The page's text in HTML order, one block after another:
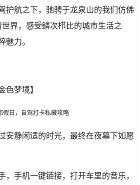
护航之下，驰骋于龙泉山的我们仿佛
界，感受鳞次栉比的城市生活之
力。
色梦境】
安静闲适的时光，最终在夜幕下如愿
，手机一键链接，打开车里的音乐，